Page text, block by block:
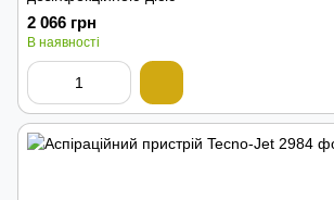
2 066 грн
В наявності